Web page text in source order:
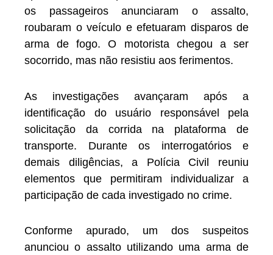
os passageiros anunciaram o assalto,
roubaram o veículo e efetuaram disparos de
arma de fogo. O motorista chegou a ser
socorrido, mas não resistiu aos ferimentos.
As investigações avançaram após a
identificação do usuário responsável pela
solicitação da corrida na plataforma de
transporte. Durante os interrogatórios e
demais diligências, a Polícia Civil reuniu
elementos que permitiram individualizar a
participação de cada investigado no crime.
Conforme apurado, um dos suspeitos
anunciou o assalto utilizando uma arma de